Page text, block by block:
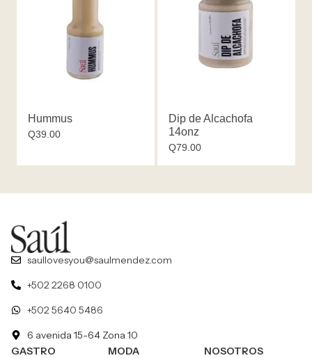
Hummus
Q39.00
Dip de Alcachofa
14onz
Q79.00
saullovesyou@saulmendez.com
+502 2268 0100
+502 5640 5486
6 avenida 15-64 Zona 10
GASTRO
MODA
NOSOTROS